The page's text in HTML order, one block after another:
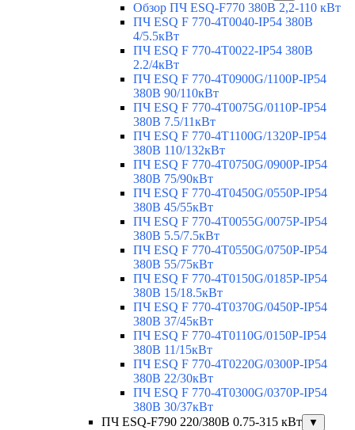
Обзор ПЧ ESQ-F770 380В 2,2-110 кВт
ПЧ ESQ F 770-4T0040-IP54 380В
4/5.5кВт
ПЧ ESQ F 770-4T0022-IP54 380В
2.2/4кВт
ПЧ ESQ F 770-4Т0900G/1100P-IP54
380В 90/110кВт
ПЧ ESQ F 770-4T0075G/0110P-IP54
380В 7.5/11кВт
ПЧ ESQ F 770-4T1100G/1320P-IP54
380В 110/132кВт
ПЧ ESQ F 770-4T0750G/0900P-IP54
380В 75/90кВт
ПЧ ESQ F 770-4T0450G/0550P-IP54
380В 45/55кВт
ПЧ ESQ F 770-4T0055G/0075P-IP54
380В 5.5/7.5кВт
ПЧ ESQ F 770-4T0550G/0750P-IP54
380В 55/75кВт
ПЧ ESQ F 770-4T0150G/0185P-IP54
380В 15/18.5кВт
ПЧ ESQ F 770-4T0370G/0450P-IP54
380В 37/45кВт
ПЧ ESQ F 770-4T0110G/0150P-IP54
380В 11/15кВт
ПЧ ESQ F 770-4T0220G/0300P-IP54
380В 22/30кВт
ПЧ ESQ F 770-4T0300G/0370P-IP54
380В 30/37кВт
ПЧ ESQ-F790 220/380В 0.75-315 кВт
▼